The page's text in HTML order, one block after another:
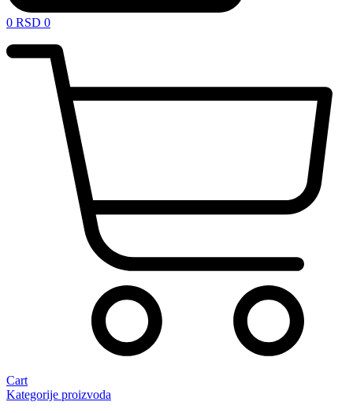
0 RSD 0
Cart
Kategorije proizvoda